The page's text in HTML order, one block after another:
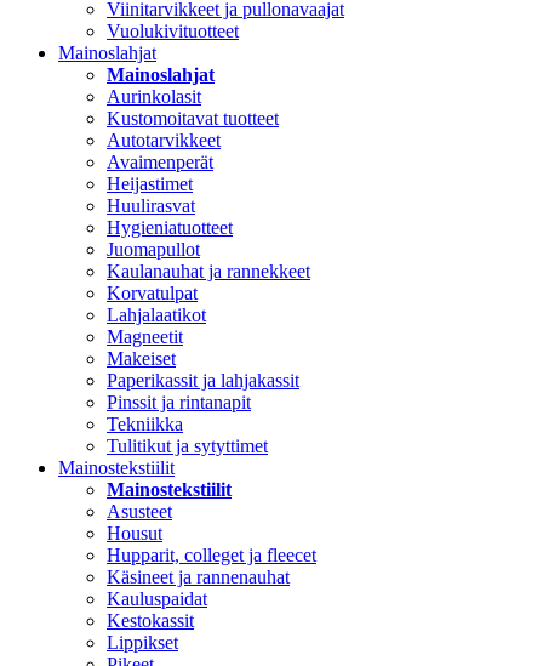
Viinitarvikkeet ja pullonavaajat
Vuolukivituotteet
Mainoslahjat
Mainoslahjat
Aurinkolasit
Kustomoitavat tuotteet
Autotarvikkeet
Avaimenperät
Heijastimet
Huulirasvat
Hygieniatuotteet
Juomapullot
Kaulanauhat ja rannekkeet
Korvatulpat
Lahjalaatikot
Magneetit
Makeiset
Paperikassit ja lahjakassit
Pinssit ja rintanapit
Tekniikka
Tulitikut ja sytyttimet
Mainostekstiilit
Mainostekstiilit
Asusteet
Housut
Hupparit, colleget ja fleecet
Käsineet ja rannenauhat
Kauluspaidat
Kestokassit
Lippikset